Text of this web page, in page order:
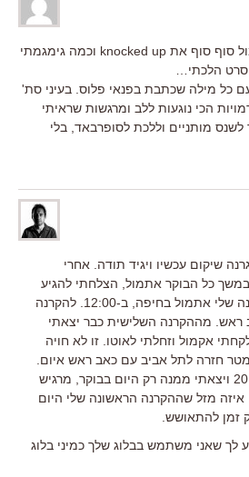
אפרופו שמות, ראיתי אתמול סוף סוף את knocked up וכמה גימגמתי
הלכתי…
כל מילה שכתבת בפנאי פלוס. בעיני סת'
הכי נוגעות ללב ומרגשות שראיתי
לשנס מותניים וללכת לסופרבאד, בלי
שיקום עכשיו ויגיד תודה. אחרי
כל הבוקר אתמול, הצלחתי להגיע
ממש בזמן להקרנה הראשונה שלי אתמול בחיפה, ב-12:00. להקרנה
ראש. מההקרנה השלישית כבר יצאתי
אקמול וזחלתי לאוטו. זו לא חויה
וקצת קילומטר חזרה לתל אביב עם כאב ראש איום.
בקושי הגעתי למיטה ב-20:30 ויצאתי ממנה רק היום בבוקר, מרגיש
איזה מזל שההקרנה הראשונה שלי היום
לך שאני משתמש בבלוג שלך כמיני בלוג